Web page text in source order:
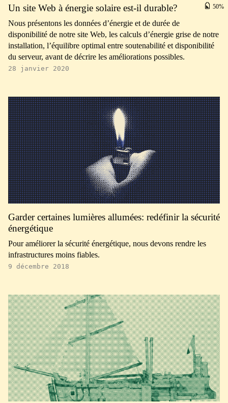
50
Un site Web à énergie solaire est-il durable?
Nous présentons les données d’énergie et de durée de
disponibilité de notre site Web, les calculs d’énergie grise de notre
installation, l’équilibre optimal entre soutenabilité et disponibilité
du serveur, avant de décrire les améliorations possibles.
28 janvier 2020
Garder certaines lumières allumées: redéfinir la sécurité
énergétique
Pour améliorer la sécurité énergétique, nous devons rendre les
infrastructures moins fiables.
9 décembre 2018